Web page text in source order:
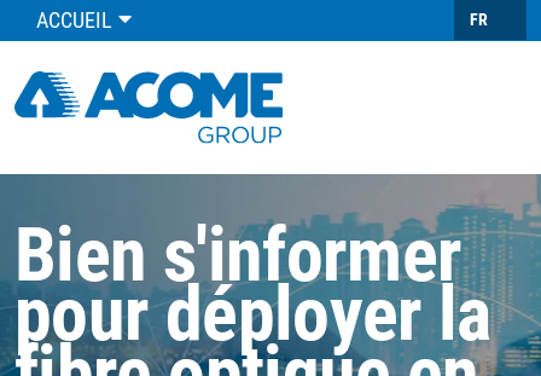
ACCUEIL FR
Bien s'informer
pour déployer la